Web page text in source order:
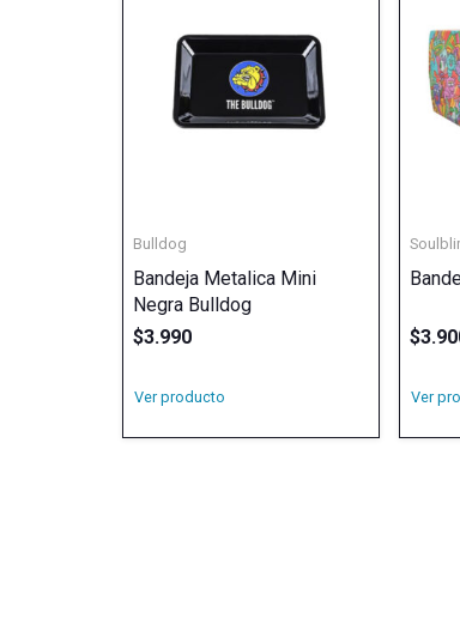
Bulldog
Bandeja Metalica Mini
Negra Bulldog
$3.990
Ver producto
$
Ver